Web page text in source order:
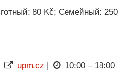
80 Kč; Семейный: 250
upm.cz | 10:00 – 18:00